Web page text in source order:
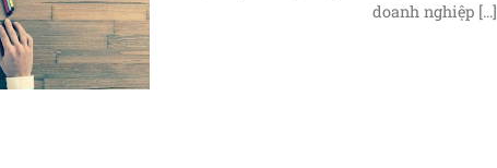
doanh nghiệp [...]